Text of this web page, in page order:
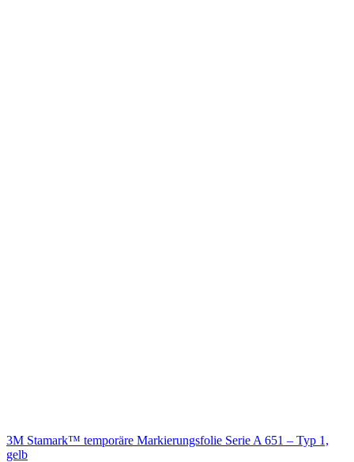
3M Stamark™ temporäre Markierungsfolie Serie A 651 – Typ 1,
gelb